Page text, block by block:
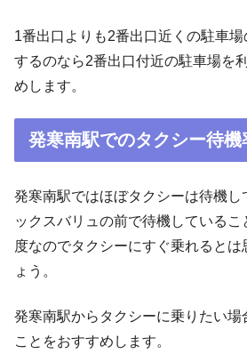
1番出口よりも2番出口近くの駐車
するのなら2番出口付近の駐車場を
めします。
発寒南駅でのタクシー待機
発寒南駅ではほぼタクシーは待機し
ックスバリュの前で待機している
度なのでタクシーにすぐ乗れるとは
ょう。
発寒南駅からタクシーに乗りたい場
ことをおすすめします。